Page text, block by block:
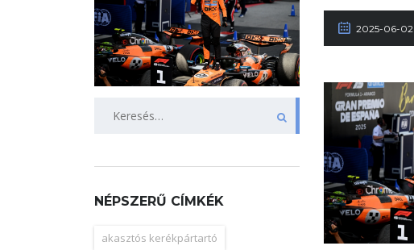
2025-06-02
NÉPSZERŰ CÍMKÉK
akasztós kerékpártartó